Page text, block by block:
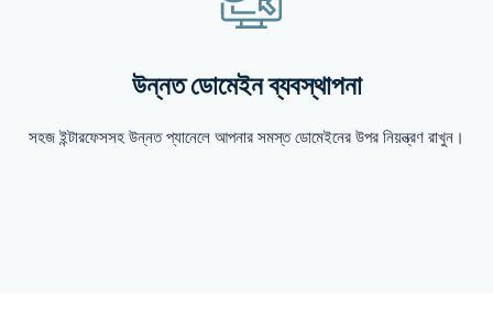
উন্নত ডোমেইন ব্যবস্থাপনা
সহজ ইন্টারফেসসহ উন্নত প্যানেলে আপনার সমস্ত ডোমেইনের উপর নিয়ন্ত্রণ রাখুন।